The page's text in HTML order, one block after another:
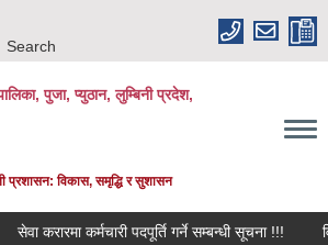
Search
पुजा, प्युठान, लुम्बिनी प्रदेश,
प्रशासन: विकास, समृद्धि र सुशासन
करारमा कर्मचारी पदपूर्ति गर्ने सम्बन्धी सूचना !!!